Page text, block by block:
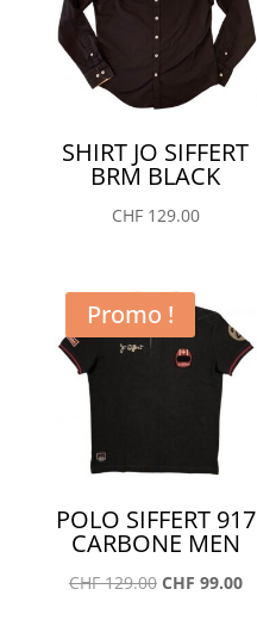
SHIRT JO SIFFERT
BRM BLACK
CHF129.00
Promo !
POLO SIFFERT 917
CARBONE MEN
CHF129.00 Le
CHF 99.00Le